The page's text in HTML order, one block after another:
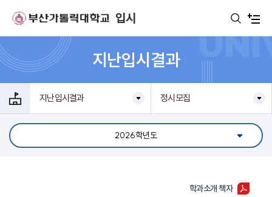
입시
지난입시결과
지난입시결과 정시모집
2026학년도
학과소개 책자